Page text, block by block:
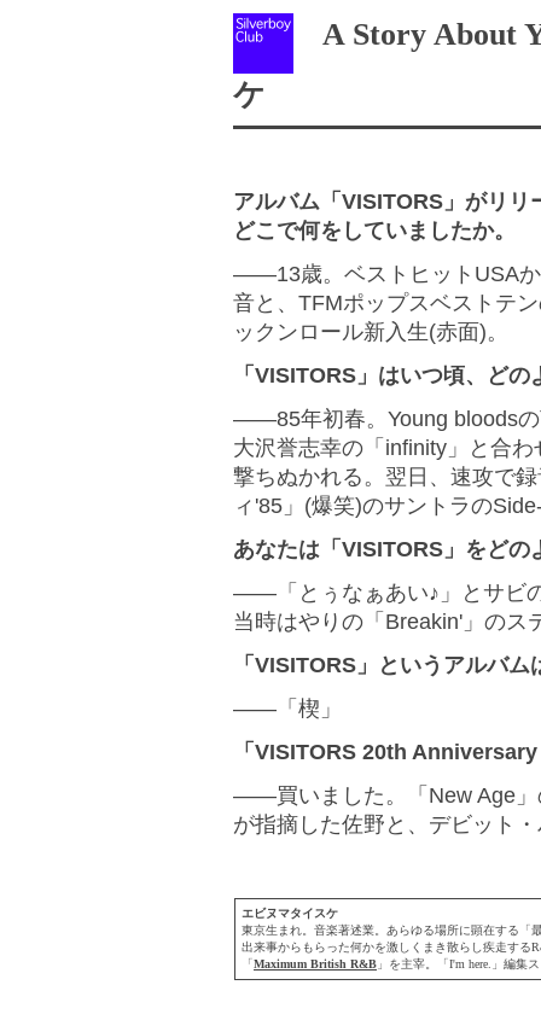
A Story About
ケ
アルバム「VISITORS」がリ
どこで何をしていましたか。
――13歳。ベストヒットUSAか
音と、TFMポップスベストテ
ックンロール新入生(赤面)。
「VISITORS」はいつ頃、ど
――85年初春。Young bloods
大沢誉志幸の「infinity」と合
撃ちぬかれる。翌日、速攻で
ィ'85」(爆笑)のサントラの
あなたは「VISITORS」をどの
――「とぅなぁあい♪」とサビ
当時はやりの「Breakin'」のス
「VISITORS」というアルバ
――「楔」
「VISITORS 20th
――買いました。「New Age」
が指摘した佐野と、デビット
エビヌマタイスケ
東京生まれ。音楽著述業。あらゆる場所に顕在する「
出来事からもらった何かを激しくまき散らし疾走する
「Maximum British R&B 」を主宰。「I'm here.」編集